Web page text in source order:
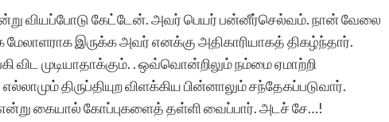
வியப்போடு கேட்டேன். அவர் பெயர் பன்னீர்செல்வம். நான் வேலை
இருக்க அவர் எனக்கு அதிகாரியாகத் திகழ்ந்தார்.
விட முடியாதாக்கும். . ஒவ்வொன்றிலும் நம்மை ஏமாற்றி
திருப்தியுற விளக்கிய பின்னாலும் சந்தேகப்படுவார்.
என்று கையால் கோப்புகளைத் தள்ளி வைப்பார். அடச் சே…!
சேர்க்கப்பட்டுள்ளது என்ற
செய்தி அறிந்து உண்மையில்
மகிழ்ந்து போகிறேன்.
உங்களின் சேவை